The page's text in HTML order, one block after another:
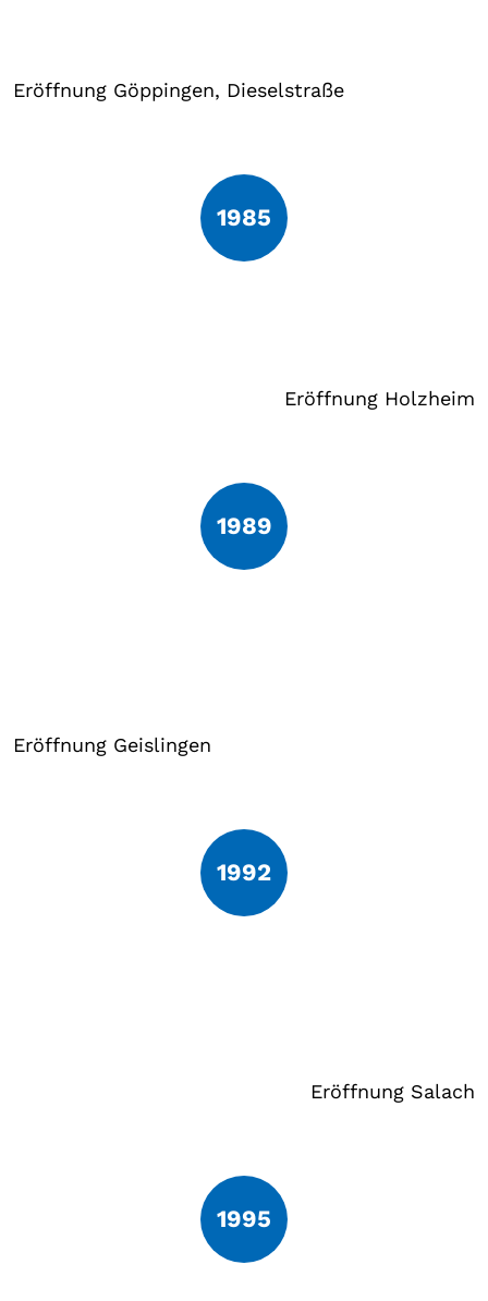
Eröffnung Göppingen, Dieselstraße
Eröffnung Holzheim
1985
1989
Eröffnung Geislingen
Eröffnung Salach
1992
1995